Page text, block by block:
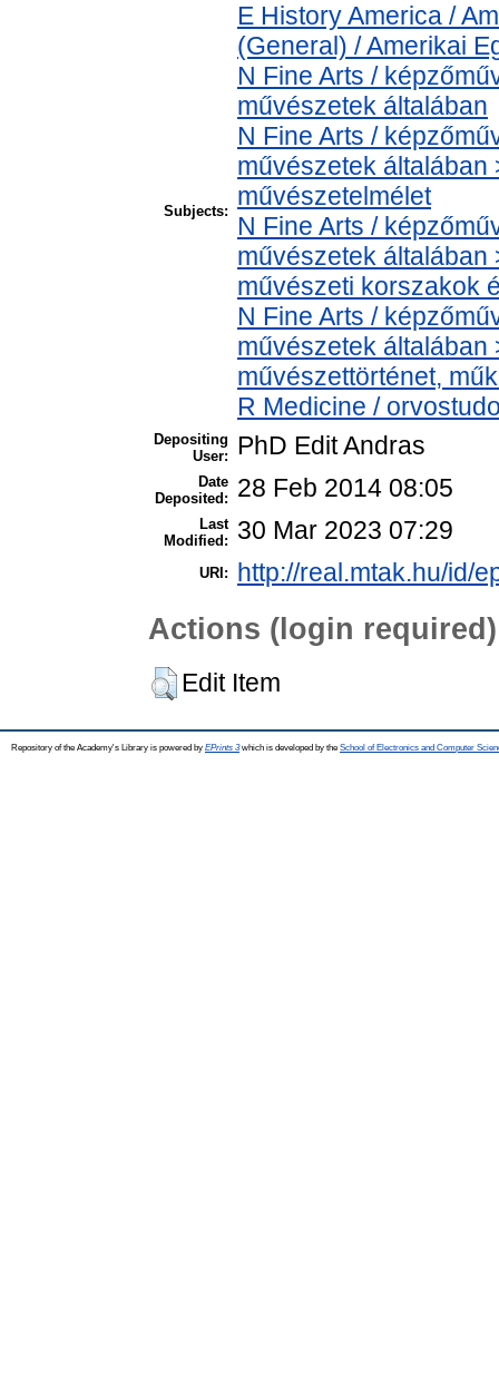
Subjects:
E History America /
(General) / Amerikai
N Fine Arts /
művészetek általában
N Fine Arts /
művészetek általában
művészetelmélet
N Fine Arts /
művészetek általában
művészeti korszakok
N Fine Arts /
művészetek általában
művészettörténet,
R Medicine /
Depositing
User:
PhD Edit Andras
Date
Deposited:
28 Feb 2014 08:05
Last
Modified:
30 Mar 2023 07:29
URI: http://real.mtak.hu/id/
Actions (login required)
Edit Item
Repository of the Academy's Library is powered by EPrints 3which is developed by the School of Electronics and Computer